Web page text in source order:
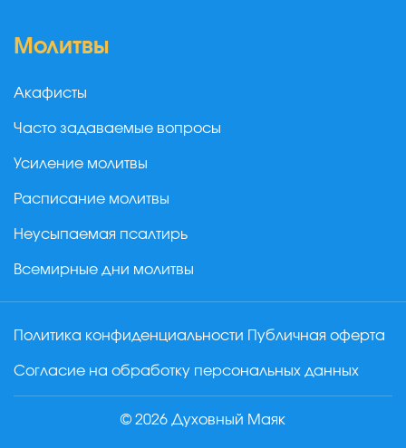
Молитвы
Акафисты
Часто задаваемые вопросы
Усиление молитвы
Расписание молитвы
Неусыпаемая псалтирь
Всемирные дни молитвы
Политика конфиденциальности Публичная оферта
Согласие на обработку персональных данных
© 2026 Духовный Маяк